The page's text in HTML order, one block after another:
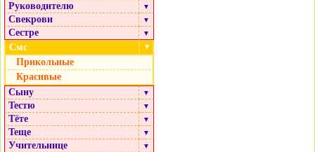
Руководителю
▼
Свекрови ▼
Сестре ▼
Смс ▼
Прикольные
Красивые
Сыну
▼
Тестю ▼
Тёте ▼
Теще ▼
Учительнице ▼